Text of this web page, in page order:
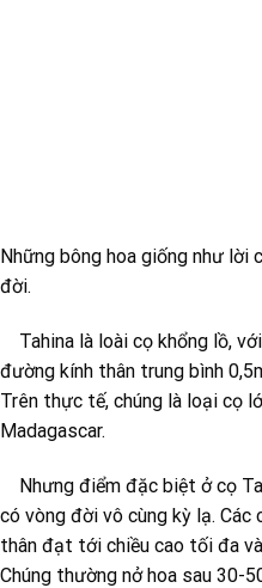
Những bông hoa giống như lời
đời.
Tahina là loài cọ khổng lồ,
đường kính thân trung bình
Trên thực tế, chúng là loại cọ
Madagascar.
Nhưng điểm đặc biệt ở cọ
có vòng đời vô cùng kỳ lạ. Các
thân đạt tới chiều cao tối đa
Chúng thường nở hoa sau 30-